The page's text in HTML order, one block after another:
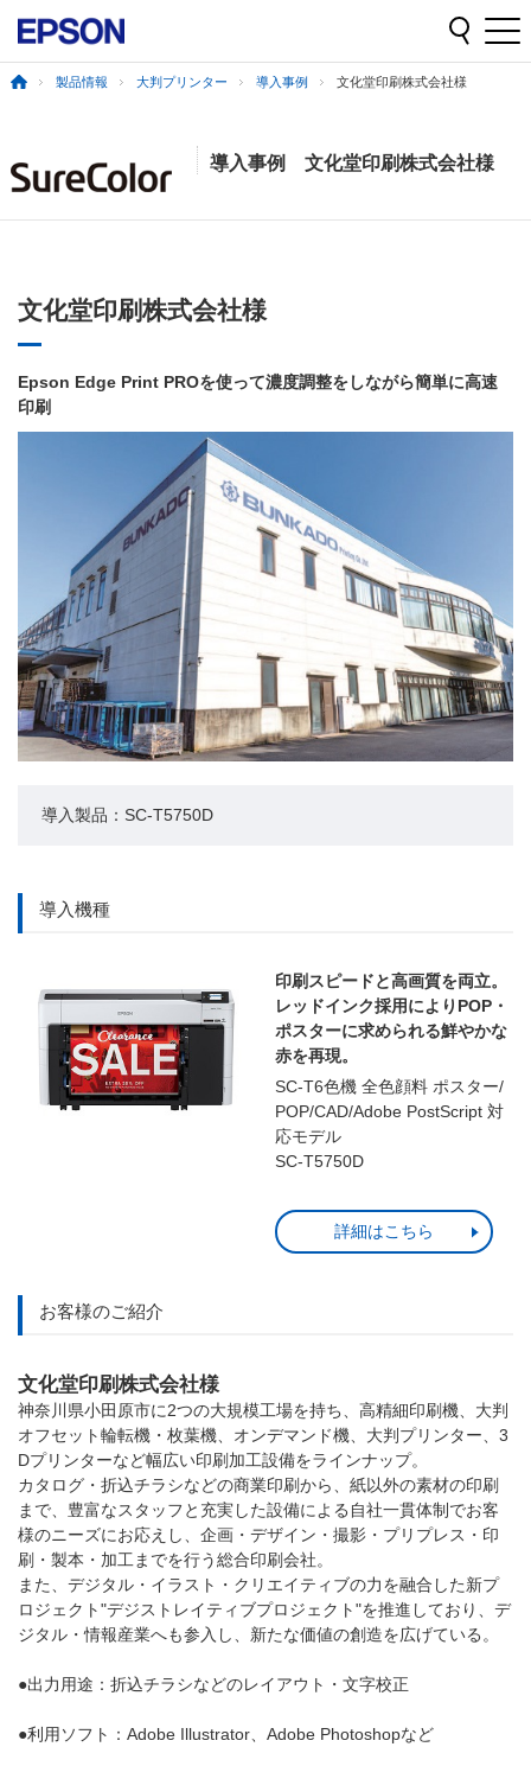
製品情報 大判プリンター 導入事例 文化堂印刷株式会社様
導入事例 文化堂印刷株式会社様
文化堂印刷株式会社様
Epson Edge Print PROを使って濃度調整をしながら簡単に高速
印刷
導入製品：SC-T5750D
導入機種
印刷スピードと高画質を両立。
レッドインク採用によりPOP・
ポスターに求められる鮮やかな
赤を再現。
SC-T6色機 全色顔料 ポスター/
POP/CAD/Adobe PostScript 対
応モデル
SC-T5750D
詳細はこちら
お客様のご紹介
文化堂印刷株式会社様
神奈川県小田原市に2つの大規模工場を持ち、高精細印刷機、大判
オフセット輪転機・枚葉機、オンデマンド機、大判プリンター、3
Dプリンターなど幅広い印刷加工設備をラインナップ。
カタログ・折込チラシなどの商業印刷から、紙以外の素材の印刷
まで、豊富なスタッフと充実した設備による自社一貫体制でお客
様のニーズにお応えし、企画・デザイン・撮影・プリプレス・印
刷・製本・加工までを行う総合印刷会社。
また、デジタル・イラスト・クリエイティブの力を融合した新プ
ロジェクト"デジストレイティブプロジェクト"を推進しており、デ
ジタル・情報産業へも参入し、新たな価値の創造を広げている。
●出力用途：折込チラシなどのレイアウト・文字校正
●利用ソフト：Adobe Illustrator、Adobe Photoshopなど